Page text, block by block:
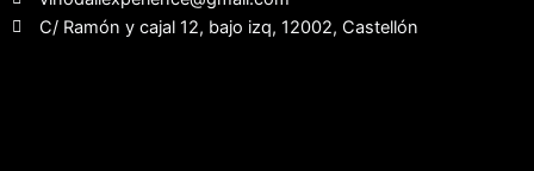
C/ Ramón y cajal 12, bajo izq, 12002, Castellón